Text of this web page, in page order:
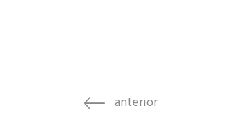
anterior